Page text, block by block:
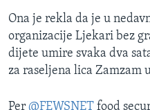
Ona je rekla da je u
organizacije Ljekari bez
dijete umire svaka dva
za raseljena lica Zamzam
Per @FEWSNET food